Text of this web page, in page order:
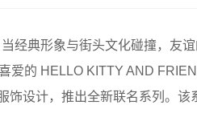
当经典形象与街头文化碰撞，友
爱的 HELLO KITTY AND
饰设计，推出全新联名系列。